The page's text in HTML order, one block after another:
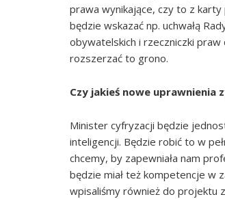
prawa wynikające, czy to z
będzie wskazać np. uchwałą
obywatelskich i rzeczniczki
rozszerzać to grono.
Czy jakieś nowe
Minister cyfryzacji będzie
inteligencji. Będzie robić to w
chcemy, by zapewniała nam
będzie miał też kompetencje w
wpisaliśmy również do projektu